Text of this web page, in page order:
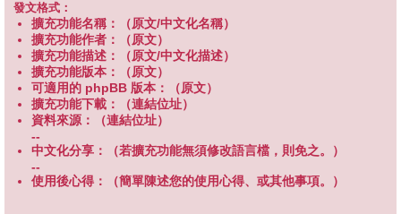
發文格式：
擴充功能名稱：（原文/中文化名稱）
擴充功能作者：（原文）
擴充功能描述：（原文/中文化描述）
擴充功能版本：（原文）
可適用的 phpBB 版本：（原文）
擴充功能下載：（連結位址）
資料來源：（連結位址）
--
中文化分享：（若擴充功能無須修改語言檔，則免之。）
--
使用後心得：（簡單陳述您的使用心得、或其他事項。）